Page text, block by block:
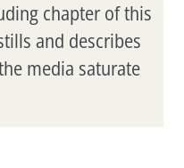
chapter of this
and describes
media saturate